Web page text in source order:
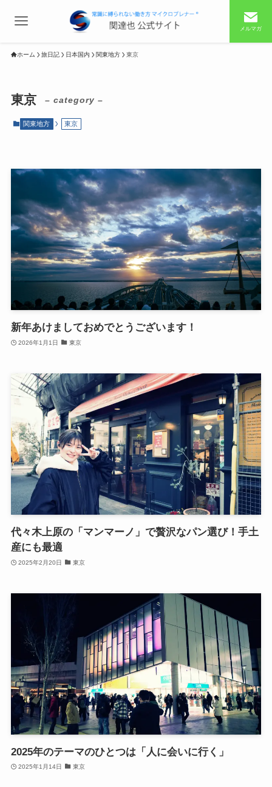
メルマガ
ホーム 旅日記 日本国内 関東地方 東京
東京 – category –
関東地方 東京
新年あけましておめでとうございます！
2026年1月1日 東京
代々木上原の「マンマーノ」で贅沢なパン選び！手土
産にも最適
2025年2月20日 東京
2025年のテーマのひとつは「人に会いに行く」
2025年1月14日 東京